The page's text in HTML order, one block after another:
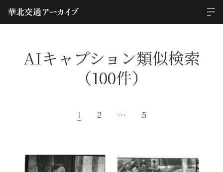
AIキャプション類似検索
（100件）
1 2 … 5